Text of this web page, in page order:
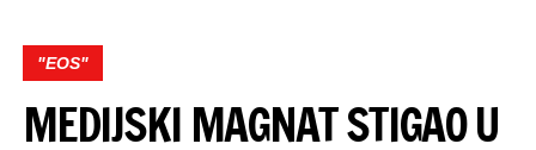
"EOS"
MEDIJSKI MAGNAT STIGAO U